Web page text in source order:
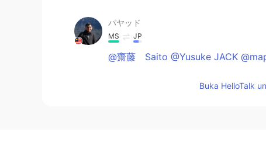
パヤッド
MS JP
@齋藤 Saito @Yusuke JACK
Buka HelloTalk